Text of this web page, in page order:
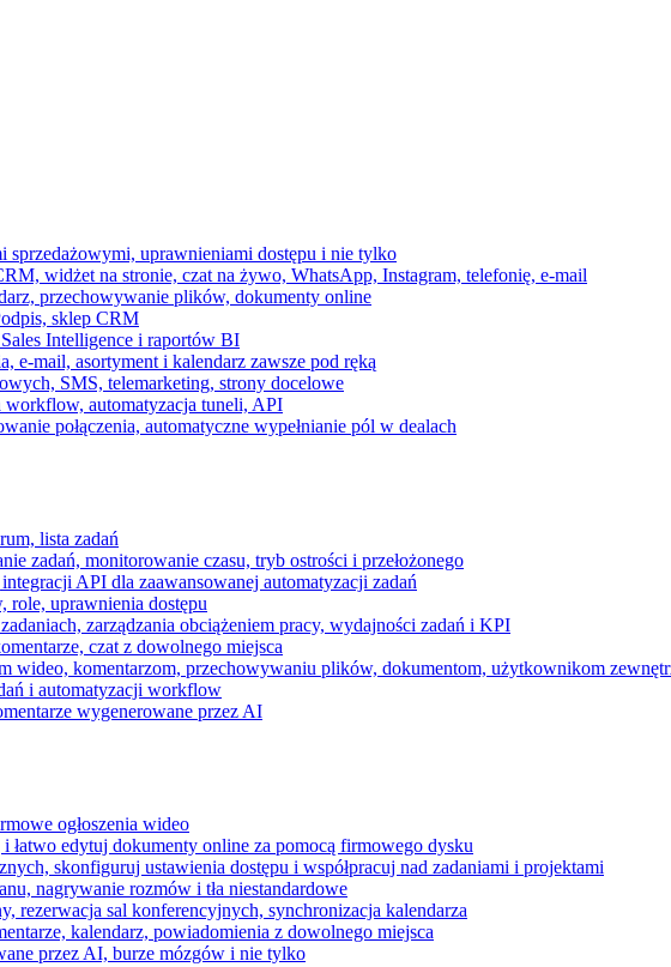
sprzedażowymi, uprawnieniami dostępu i nie tylko
widżet na stronie, czat na żywo, WhatsApp, Instagram, telefonię, e-mail
przechowywanie plików, dokumenty online
sklep CRM
Intelligence i raportów BI
e-mail, asortyment i kalendarz zawsze pod ręką
SMS, telemarketing, strony docelowe
automatyzacja tuneli, API
połączenia, automatyczne wypełnianie pól w dealach
lista zadań
zadań, monitorowanie czasu, tryb ostrości i przełożonego
API dla zaawansowanej automatyzacji zadań
role, uprawnienia dostępu
zarządzania obciążeniem pracy, wydajności zadań i KPI
czat z dowolnego miejsca
wideo, komentarzom, przechowywaniu plików, dokumentom, użytkownikom
i automatyzacji workflow
wygenerowane przez AI
ogłoszenia wideo
łatwo edytuj dokumenty online za pomocą firmowego dysku
skonfiguruj ustawienia dostępu i współpracuj nad zadaniami i projektami
nagrywanie rozmów i tła niestandardowe
rezerwacja sal konferencyjnych, synchronizacja kalendarza
kalendarz, powiadomienia z dowolnego miejsca
przez AI, burze mózgów i nie tylko